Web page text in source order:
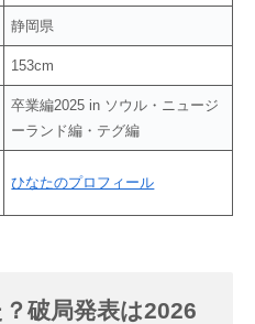
静岡県
153cm
卒業編2025 in ソウル・ニュージ
ーランド編・テグ編
ひなたのプロフィール
破局発表は2026